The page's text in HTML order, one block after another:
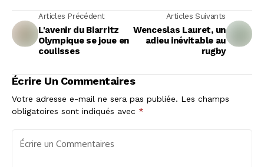
Articles Précédent
L'avenir du Biarritz
Olympique se joue en
coulisses
Articles Suivants
Wenceslas Lauret, un
adieu inévitable au
rugby
Écrire Un Commentaires
Votre adresse e-mail ne sera pas publiée. Les champs
obligatoires sont indiqués avec *